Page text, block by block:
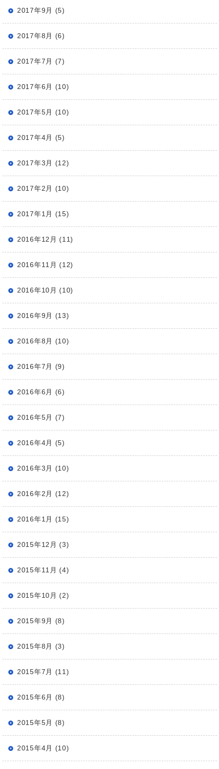
2017年9月 (5)
2017年8月 (6)
2017年7月 (7)
2017年6月 (10)
2017年5月 (10)
2017年4月 (5)
2017年3月 (12)
2017年2月 (10)
2017年1月 (15)
2016年12月 (11)
2016年11月 (12)
2016年10月 (10)
2016年9月 (13)
2016年8月 (10)
2016年7月 (9)
2016年6月 (6)
2016年5月 (7)
2016年4月 (5)
2016年3月 (10)
2016年2月 (12)
2016年1月 (15)
2015年12月 (3)
2015年11月 (4)
2015年10月 (2)
2015年9月 (8)
2015年8月 (3)
2015年7月 (11)
2015年6月 (8)
2015年5月 (8)
2015年4月 (10)